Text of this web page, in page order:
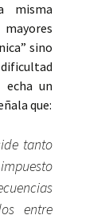
misma
sino
echa un
que:
tanto
entre